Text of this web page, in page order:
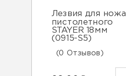
Лезвия для ножа
пистолетного
STAYER 18мм
(0915-S5)
(0 Отзывов)